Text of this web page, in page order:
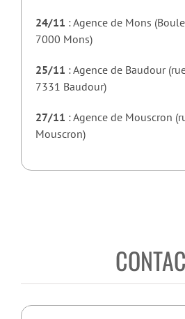
24/11 : Agence de Mons
7000 Mons)
25/11 : Agence de Baudour
7331 Baudour)
27/11 : Agence de Mouscron
Mouscron)